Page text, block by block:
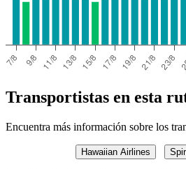
Transportistas en esta
Encuentra más información sobre los
Hawaiian Airlines